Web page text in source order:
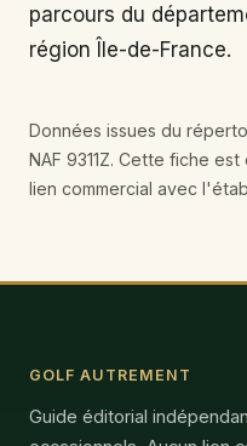
parcours du
région Île-de-France.
Données issues du
NAF 9311Z. Cette fiche
lien commercial avec
GOLF AUTREMENT
Guide éditorial